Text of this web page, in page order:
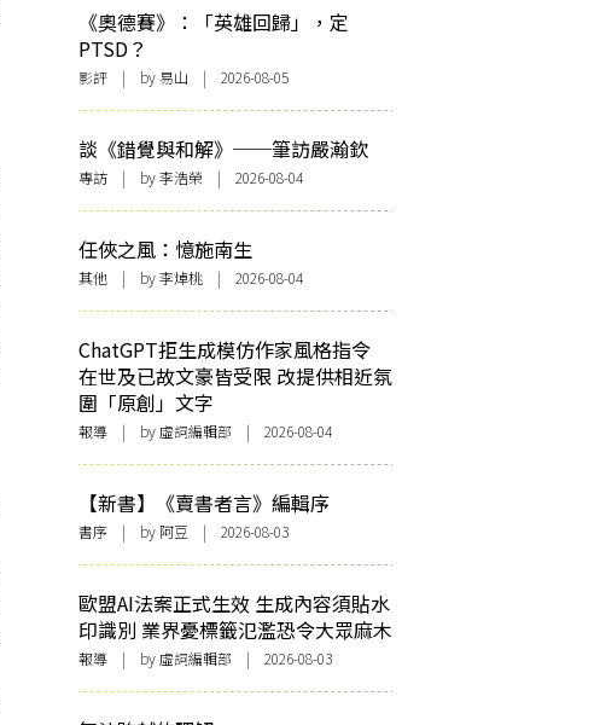
《奧德賽》：「英雄回歸」，定
PTSD？
影評 | by 易山 | 2026-08-05
談《錯覺與和解》──筆訪嚴瀚欽
專訪 | by 李浩榮 | 2026-08-04
任俠之風：憶施南生
其他 | by 李焯桃 | 2026-08-04
ChatGPT拒生成模仿作家風格指令
在世及已故文豪皆受限 改提供相近氛
圍「原創」文字
報導 | by 虛詞編輯部 | 2026-08-04
【新書】《賣書者言》編輯序
書序 | by 阿豆 | 2026-08-03
歐盟AI法案正式生效 生成內容須貼水
印識別 業界憂標籤氾濫恐令大眾麻木
報導 | by 虛詞編輯部 | 2026-08-03